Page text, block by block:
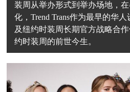
装周从举办形式到举办场地，
化，Trend Trans作为最早的华
及纽约时装周长期官方战略合
约时装周的前世今生。